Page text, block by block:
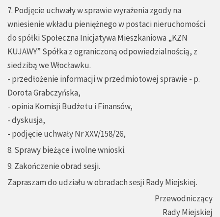
7. Podjęcie uchwały w sprawie wyrażenia zgody na
wniesienie wkładu pieniężnego w postaci nieruchomości
do spółki Społeczna Inicjatywa Mieszkaniowa „KZN
KUJAWY” Spółka z ograniczoną odpowiedzialnością, z
siedzibą we Włocławku.
- przedłożenie informacji w przedmiotowej sprawie - p.
Dorota Grabczyńska,
- opinia Komisji Budżetu i Finansów,
- dyskusja,
- podjęcie uchwały Nr XXV/158/26,
8. Sprawy bieżące i wolne wnioski.
9. Zakończenie obrad sesji.
Zapraszam do udziału w obradach sesji Rady Miejskiej.
Przewodniczący
Rady Miejskiej